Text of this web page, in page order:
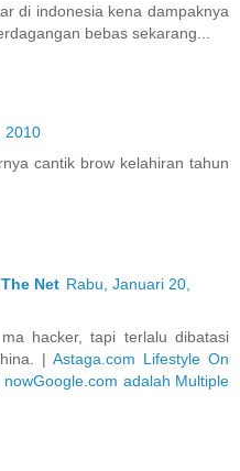
di indonesia kena dampaknya
bebas sekarang...
2010
cantik brow kelahiran tahun
Net Rabu, Januari 20,
hacker, tapi terlalu dibatasi
| Astaga.com Lifestyle On
nowGoogle.com adalah Multiple